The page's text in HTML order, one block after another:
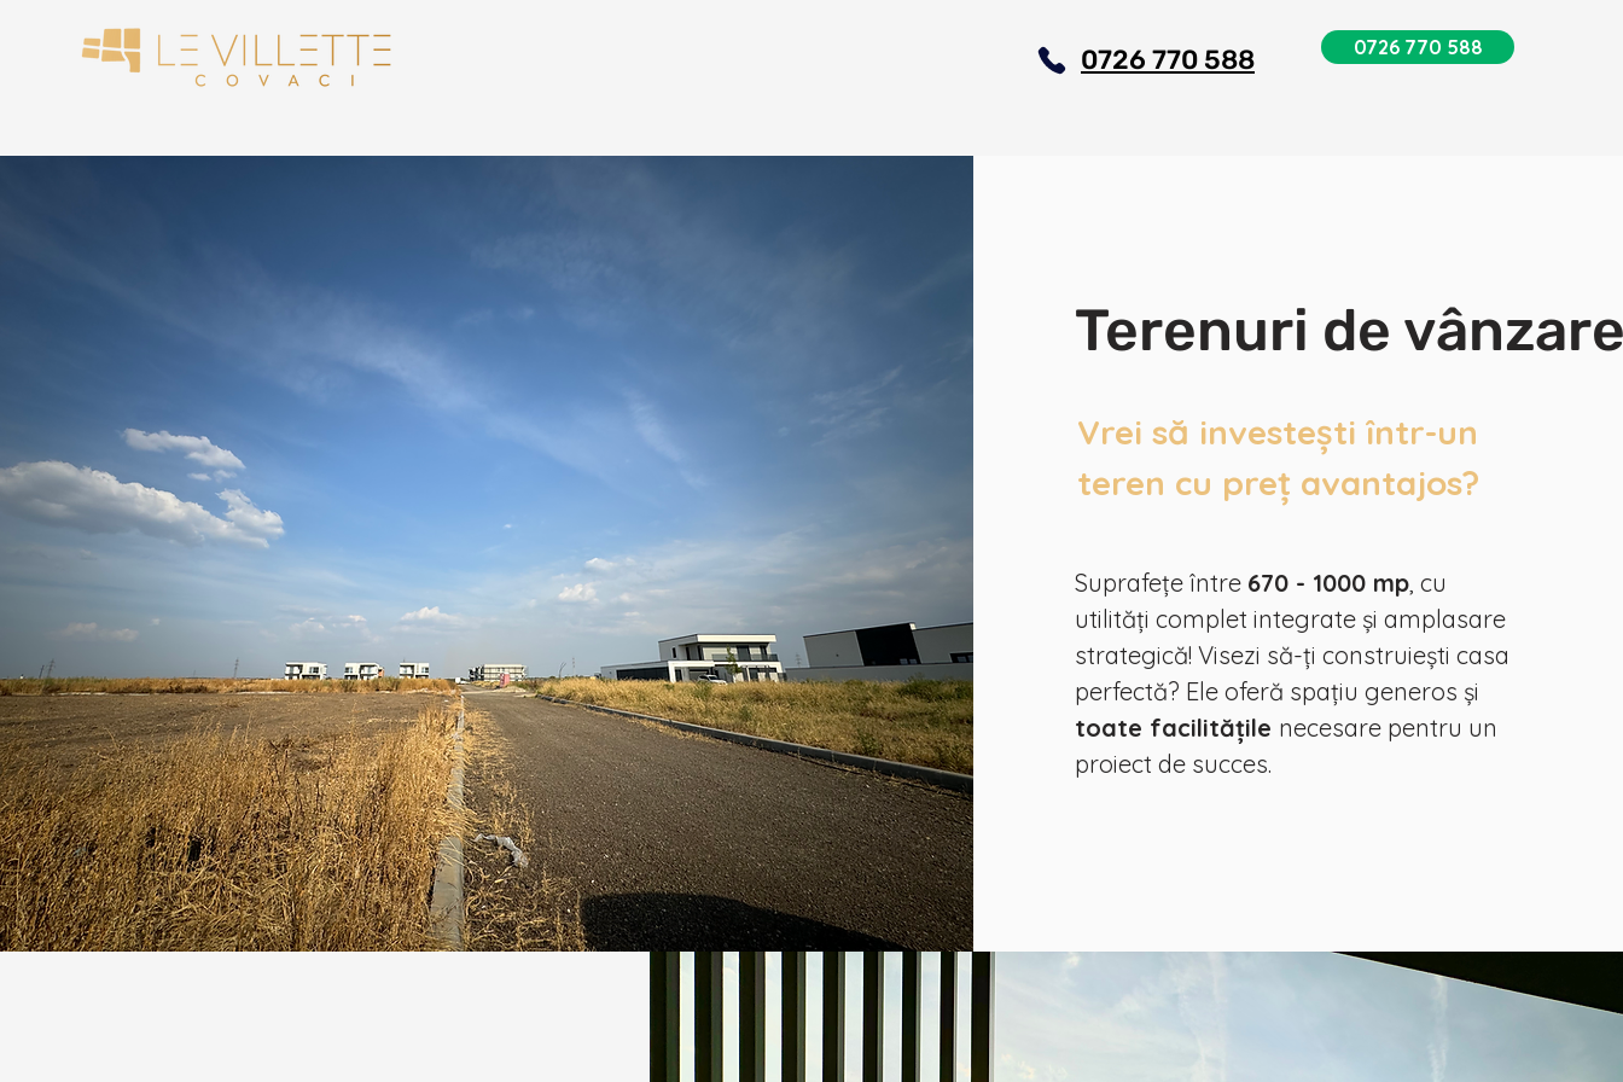
0726 770 588 0726 770 588
Terenuri de
Vrei să investești într-un
teren cu preț avantajos?
Suprafețe între 670 - 1000 mp, cu
utilități complet integrate și amplasare
strategică! Visezi să-ți construiești casa
perfectă? Ele oferă spațiu generos și
toate facilitățile necesare pentru un
proiect de succes.